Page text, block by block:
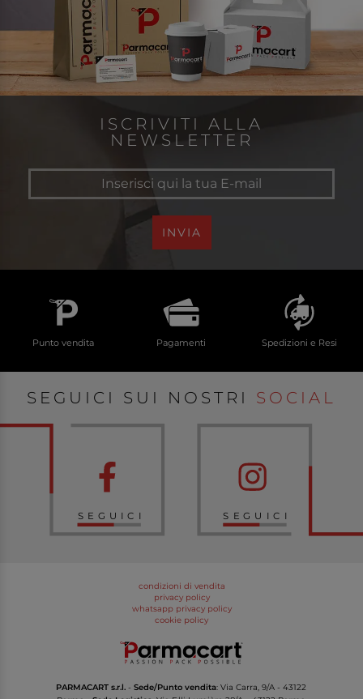
ISCRIVITI ALLA
NEWSLETTER
INVIA
Punto vendita Pagamenti Spedizioni e Resi
SEGUICI SUI NOSTRI SOCIAL
SEGUICI SEGUICI
condizioni di vendita
privacy policy
whatsapp privacy policy
cookie policy
PARMACART s.r.l. -Sede/Punto vendita: Via Carra, 9/A - 43122